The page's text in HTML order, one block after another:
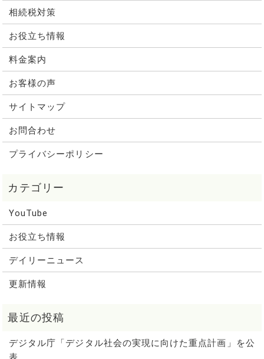
相続税対策
お役立ち情報
料金案内
お客様の声
サイトマップ
お問合わせ
プライバシーポリシー
YouTube
お役立ち情報
デイリーニュース
更新情報
デジタル庁「デジタル社会の実現に向けた重点計画」を公